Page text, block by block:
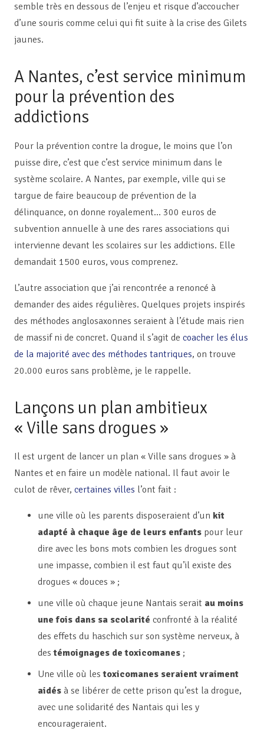
semble très en dessous de l’enjeu et risque d’accoucher
d’une souris comme celui qui fit suite à la crise des Gilets
jaunes.
A Nantes, c’est service minimum
pour la prévention des
addictions
Pour la prévention contre la drogue, le moins que l’on
puisse dire, c’est que c’est service minimum dans le
système scolaire. A Nantes, par exemple, ville qui se
targue de faire beaucoup de prévention de la
délinquance, on donne royalement… 300 euros de
subvention annuelle à une des rares associations qui
intervienne devant les scolaires sur les addictions. Elle
demandait 1500 euros, vous comprenez.
L’autre association que j’ai rencontrée a renoncé à
demander des aides régulières. Quelques projets inspirés
des méthodes anglosaxonnes seraient à l’étude mais rien
de massif ni de concret. Quand il s’agit de coacher les élus
de la majorité avec des méthodes tantriques, on trouve
20.000 euros sans problème, je le rappelle.
Lançons un plan ambitieux
« Ville sans drogues »
Il est urgent de lancer un plan « Ville sans drogues » à
Nantes et en faire un modèle national. Il faut avoir le
culot de rêver, certaines villes l’ont fait :
une ville où les parents disposeraient d’un kit
adapté à chaque âge de leurs enfants pour leur
dire avec les bons mots combien les drogues sont
une impasse, combien il est faut qu’il existe des
drogues « douces » ;
une ville où chaque jeune Nantais serait au moins
une fois dans sa scolarité confronté à la réalité
des effets du haschich sur son système nerveux, à
destémoignages de toxicomanes ;
Une ville où lestoxicomanes seraient vraiment
aidés à se libérer de cette prison qu’est la drogue,
avec une solidarité des Nantais qui les y
encourageraient.